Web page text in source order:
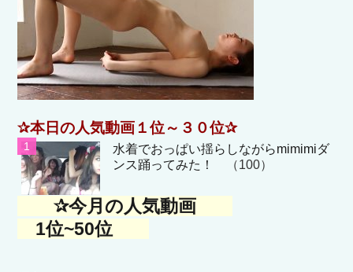
✰本日の人気動画１位～３０位✰
水着でおっぱい揺らしながらmimimiダ
ンス踊ってみた！
（100）
✰今月の人気動画
1位~50位